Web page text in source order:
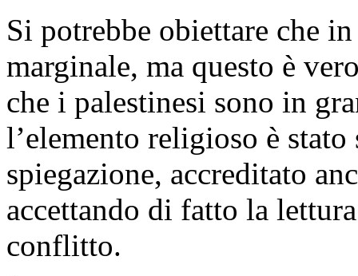
Si potrebbe obiettare che
marginale, ma questo è
che i palestinesi sono in
l’elemento religioso è
spiegazione, accreditato
accettando di fatto la
conflitto.